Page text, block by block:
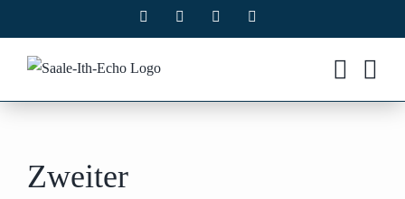
Inhalt
springen
Facebook Instagram
Zweiter